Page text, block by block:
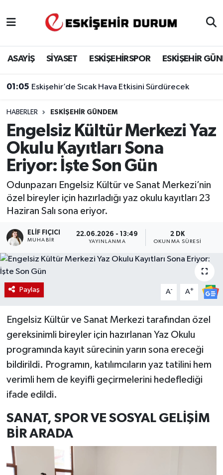
ASAYİŞ SİYASET ESKİŞEHİRSPOR ESKİŞEHİR
01:05 Eskişehir’de Sıcak Hava Etkisini Sürdürecek
HABERLER ESKIŞEHIR GÜNDEM
Engelsiz Kültür Merkezi Yaz
Okulu Kayıtları Sona
Eriyor: İşte Son Gün
Odunpazarı Engelsiz Kültür ve Sanat Merkezi’nin
özel bireyler için hazırladığı yaz okulu kayıtları 23
Haziran Salı sona eriyor.
ELIF FIÇICI
MUHABIR
22.06.2026 - 13:49
YAYINLANMA
2 DK
OKUNMA SÜRESI
Paylaş A- A+
Engelsiz Kültür ve Sanat Merkezi tarafından özel
gereksinimli bireyler için hazırlanan Yaz Okulu
programında kayıt sürecinin yarın sona ereceği
bildirildi. Programın, katılımcıların yaz tatilini hem
verimli hem de keyifli geçirmelerini hedeflediği
ifade edildi.
SANAT, SPOR VE SOSYAL GELİŞİM
BİR ARADA
Eskişehir Hava Durumu
Eskişehir Namaz Vakitleri
Eskişehir Trafik Yoğunluk Haritası
Süper Lig Puan Durumu ve Fikstür
Tüm Manşetler
Son Dakika Haberleri
Haber Arşivi